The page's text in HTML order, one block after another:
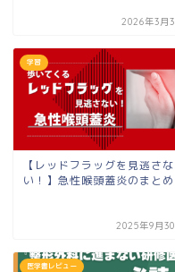
2026年3月
学習
【レッドフラッグを見逃さな
い！】急性喉頭蓋炎のまとめ
2025年9月
医学書レビュー